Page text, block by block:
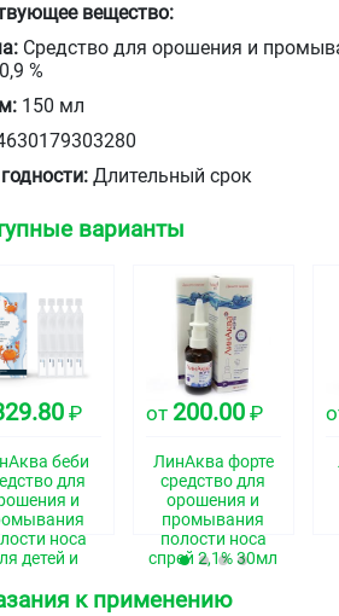
вещество:
Средство для орошения и
%
150 мл
Длительный срок
варианты
₽
беби
для
и
носа
детей и
2мл
от 200.00₽
ЛинАква форте
средство для
орошения и
промывания
полости носа
спрей 2,1% 30мл
к применению